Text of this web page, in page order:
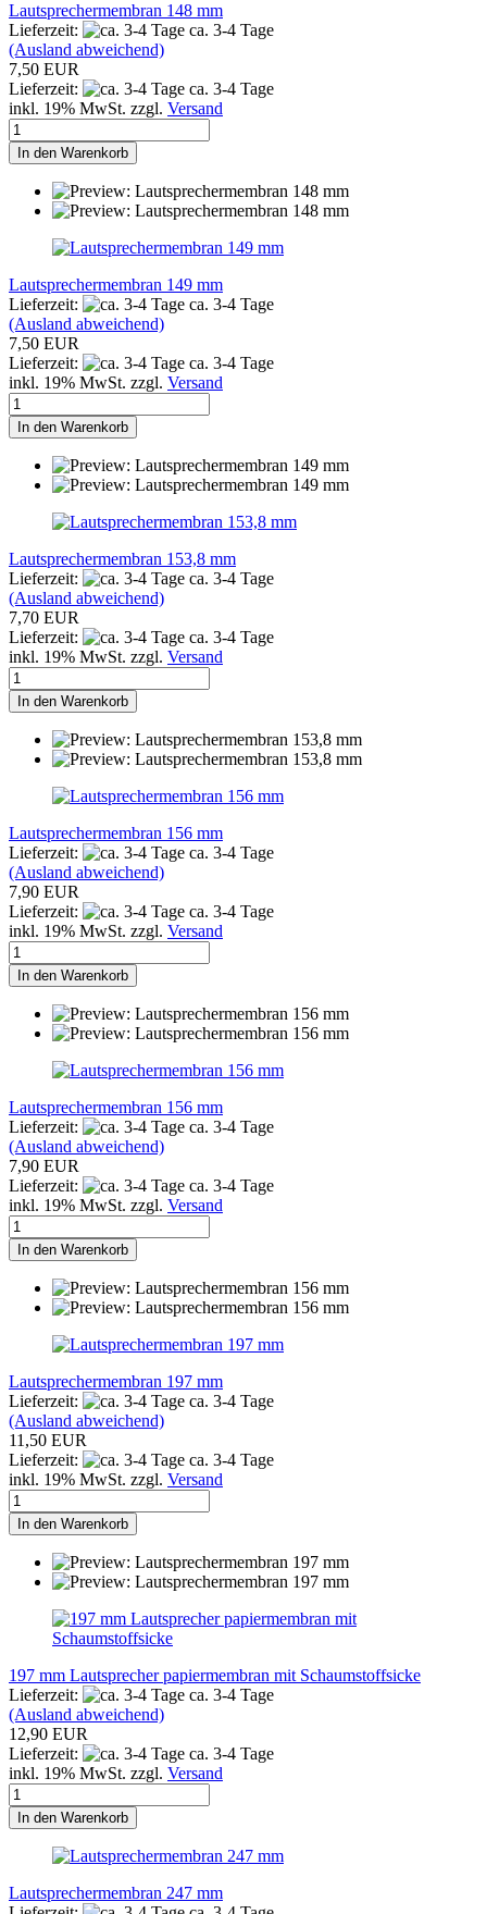
Lautsprechermembran 148 mm
Lieferzeit:
ca. 3-4 Tage
(Ausland abweichend)
7,50 EUR
Lieferzeit:
ca. 3-4 Tage
inkl. 19% MwSt. zzgl. Versand
In den Warenkorb
Lautsprechermembran 149 mm
Lieferzeit:
ca. 3-4 Tage
(Ausland abweichend)
7,50 EUR
Lieferzeit:
ca. 3-4 Tage
inkl. 19% MwSt. zzgl. Versand
In den Warenkorb
Lautsprechermembran 153,8 mm
Lieferzeit:
ca. 3-4 Tage
(Ausland abweichend)
7,70 EUR
Lieferzeit:
ca. 3-4 Tage
inkl. 19% MwSt. zzgl. Versand
In den Warenkorb
Lautsprechermembran 156 mm
Lieferzeit:
ca. 3-4 Tage
(Ausland abweichend)
7,90 EUR
Lieferzeit:
ca. 3-4 Tage
inkl. 19% MwSt. zzgl. Versand
In den Warenkorb
Lautsprechermembran 156 mm
Lieferzeit:
ca. 3-4 Tage
(Ausland abweichend)
7,90 EUR
Lieferzeit:
ca. 3-4 Tage
inkl. 19% MwSt. zzgl. Versand
In den Warenkorb
Lautsprechermembran 197 mm
Lieferzeit:
ca. 3-4 Tage
(Ausland abweichend)
11,50 EUR
Lieferzeit:
ca. 3-4 Tage
inkl. 19% MwSt. zzgl. Versand
In den Warenkorb
197 mm Lautsprecher papiermembran mit Schaumstoffsicke
Lieferzeit:
ca. 3-4 Tage
(Ausland abweichend)
12,90 EUR
Lieferzeit:
ca. 3-4 Tage
inkl. 19% MwSt. zzgl. Versand
In den Warenkorb
Lautsprechermembran 247 mm